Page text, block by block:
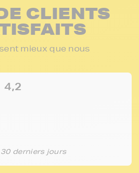
CLIENTS
mieux que nous
4,2
derniers jours